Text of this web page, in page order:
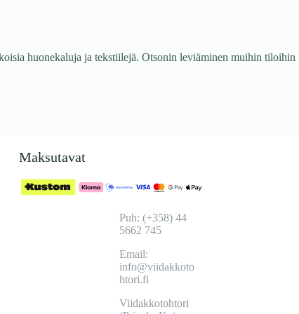
huonekaluja ja tekstiilejä. Otsonin leviäminen muihin tiloihin
Maksutavat
Puh: (+358) 44
5662 745
Email:
info@viidakkoto
htori.fi
Viidakkotohtori